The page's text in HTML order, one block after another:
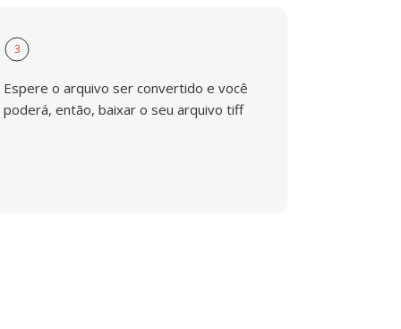
3
Espere o arquivo ser convertido e você
poderá, então, baixar o seu arquivo tiff